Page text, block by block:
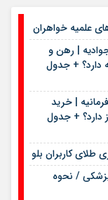
علمیه خواهران
| رهن و
هزینه دارد؟ + جدول
| خرید
دارد؟ + جدول
طلای کاربران بلو
پزشکی / نحوه